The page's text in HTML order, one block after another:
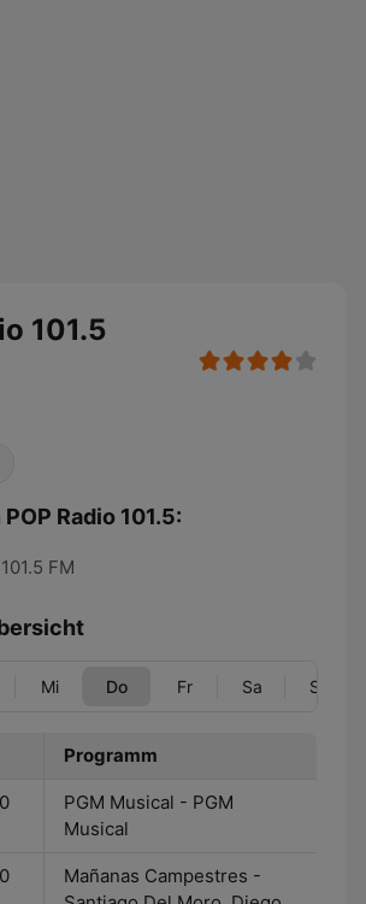
101.5
Radio 101.5:
101.5 FM
Mi Do Fr Sa So
Programm
PGM Musical - PGM
Musical
Mañanas Campestres -